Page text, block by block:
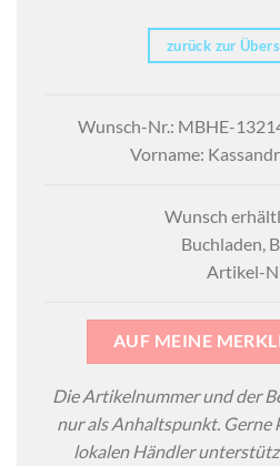
zurück zur
Wunsch-Nr.: MBHE-
Vorname:
Wunsch
Buchladen,
Artikel-
AUF MEINE
Die Artikelnummer und der
nur als Anhaltspunkt. Gerne
lokalen Händler